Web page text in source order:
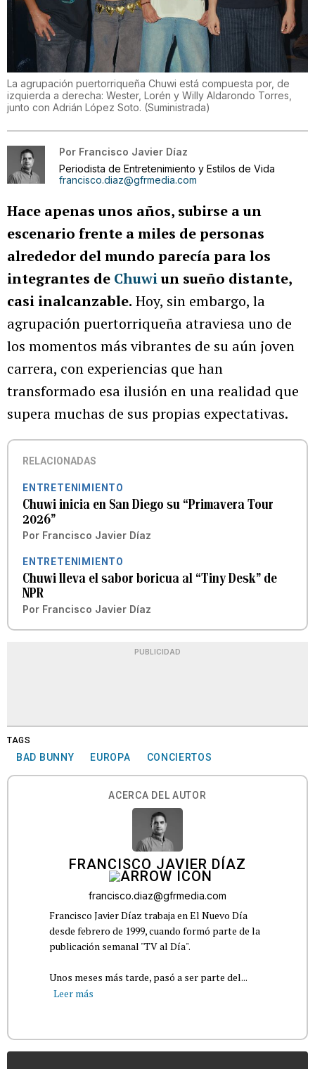
La agrupación puertorriqueña Chuwi está compuesta por, de
izquierda a derecha: Wester, Lorén y Willy Aldarondo Torres,
junto con Adrián López Soto. (Suministrada)
Por Francisco Javier Díaz
Periodista de Entretenimiento y Estilos de Vida
francisco.diaz@gfrmedia.com
Hace apenas unos años, subirse a un
escenario frente a miles de personas
alrededor del mundo parecía para los
integrantes de Chuwiun sueño distante,
casi inalcanzable. Hoy, sin embargo, la
agrupación puertorriqueña atraviesa uno de
los momentos más vibrantes de su aún joven
carrera, con experiencias que han
transformado esa ilusión en una realidad que
supera muchas de sus propias expectativas.
RELACIONADAS
ENTRETENIMIENTO
Chuwi inicia en San Diego su “Primavera Tour
2026”
Por Francisco Javier Díaz
ENTRETENIMIENTO
Chuwi lleva el sabor boricua al “Tiny Desk” de
NPR
Por Francisco Javier Díaz
PUBLICIDAD
TAGS
BAD BUNNY EUROPA CONCIERTOS
ACERCA DEL AUTOR
FRANCISCO JAVIER DÍAZ
francisco.diaz@gfrmedia.com
Francisco Javier Díaz trabaja en El Nuevo Día
desde febrero de 1999, cuando formó parte de la
publicación semanal "TV al Día".
Unos meses más tarde, pasó a ser parte del...
Leer más